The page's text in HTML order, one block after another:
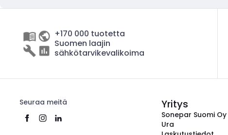
+170 000 tuotetta
Suomen laajin
sähkötarvikevalikoima
Seuraa meitä Yritys
Sonepar Suomi Oy
Ura